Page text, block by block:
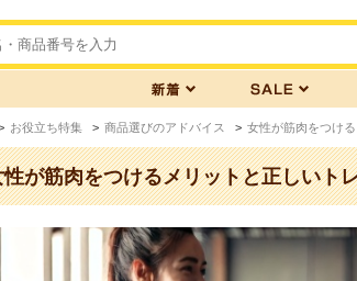
お役立ち特集 > 商品選びのアドバイス > 女性が筋肉をつけ
性が筋肉をつけるメリットと正しいト